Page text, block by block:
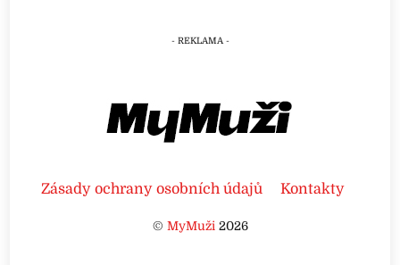
Zásady ochrany osobních údajů Kontakty
© MyMuži2026